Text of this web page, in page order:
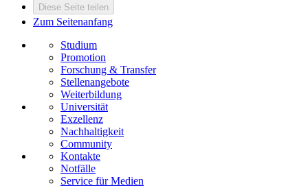
Diese Seite teilen
Zum Seitenanfang
Studium
Promotion
Forschung & Transfer
Stellenangebote
Weiterbildung
Universität
Exzellenz
Nachhaltigkeit
Community
Kontakte
Notfälle
Service für Medien